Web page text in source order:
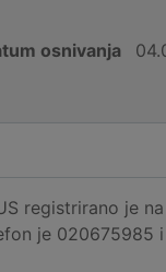
osnivanja
registrirano je
je 020675985